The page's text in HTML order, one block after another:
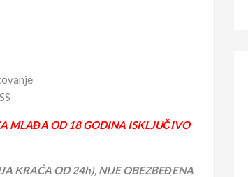
MLAĐA OD 18 GODINA ISKLJUČIVO
KRAĆA OD 24h), NIJE OBEZBEĐENA